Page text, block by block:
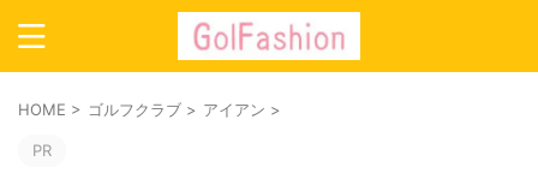
HOME > ゴルフクラブ > アイアン >
PR